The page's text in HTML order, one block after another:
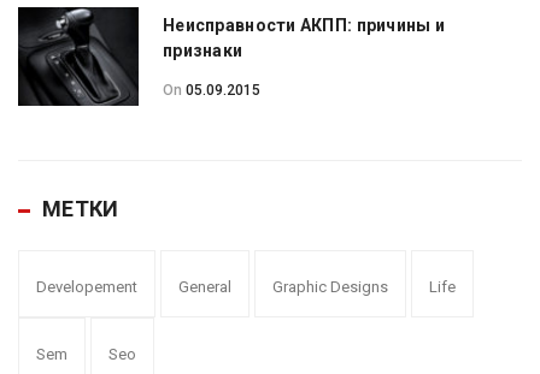
Неисправности АКПП: причины и
признаки
On 05.09.2015
МЕТКИ
Developement General Graphic Designs Life
Sem Seo